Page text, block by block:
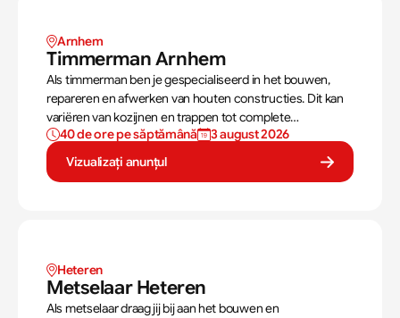
Arnhem
Timmerman Arnhem
Als timmerman ben je gespecialiseerd in het bouwen,
repareren en afwerken van houten constructies. Dit kan
variëren van kozijnen en trappen tot complete
dakconstructies en gevels. Aan de hand van
bouwtekeningen zorg jij ervoor dat een constructie zowel
stevig als netjes is afgewerkt.
40 de ore pe săptămână
3 august 2026
Vizualizați anunțul
Heteren
Metselaar Heteren
Als metselaar draag jij bij aan het bouwen en